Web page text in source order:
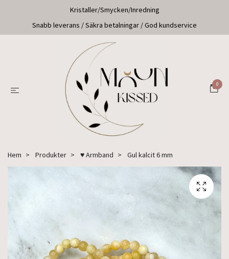
Kristaller/Smycken/Inredning
Snabb leverans / Säkra betalningar / God kundservice
0
Hem Produkter ♥ Armband Gul kalcit 6 mm